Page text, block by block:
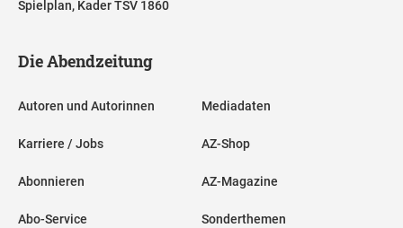
Spielplan, Kader TSV 1860
Die Abendzeitung
Autoren und Autorinnen
Karriere / Jobs
Abonnieren
Abo-Service
Mediadaten
AZ-Shop
AZ-Magazine
Sonderthemen